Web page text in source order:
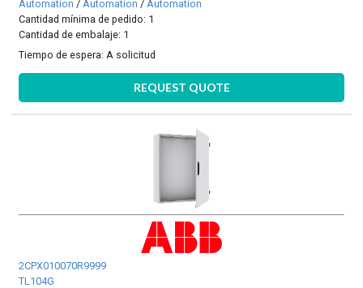
Automation / Automation / Automation
Cantidad mínima de pedido: 1
Cantidad de embalaje: 1
Tiempo de espera:A solicitud
REQUEST QUOTE
2CPX010070R9999
TL104G